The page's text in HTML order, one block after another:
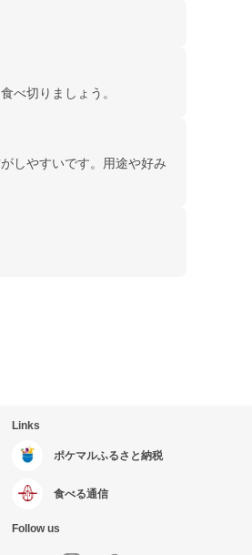
べ切りましょう。
しやすいです。用途や好み
Links
ポケマルふるさと納税
食べる通信
Follow us